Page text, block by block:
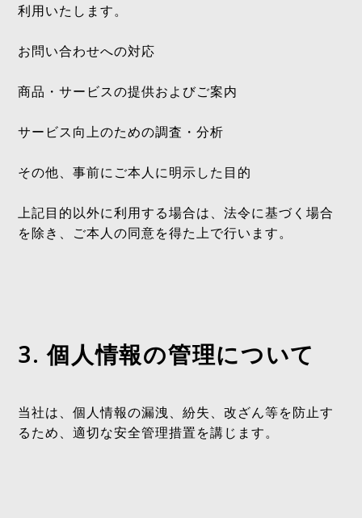
利用いたします。
お問い合わせへの対応
商品・サービスの提供およびご案内
サービス向上のための調査・分析
その他、事前にご本人に明示した目的
上記目的以外に利用する場合は、法令に基づく場合
を除き、ご本人の同意を得た上で行います。
3. 個人情報の管理について
当社は、個人情報の漏洩、紛失、改ざん等を防止す
るため、適切な安全管理措置を講じます。